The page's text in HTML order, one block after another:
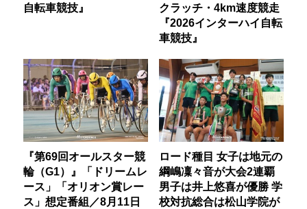
自転車競技』
クラッチ・4km速度競走
『2026インターハイ自転
車競技』
『第69回オールスター競
輪（G1）』「ドリームレ
ース」「オリオン賞レー
ス」想定番組／8月11日
ロード種目 女子は地元の
綱嶋凜々音が大会2連覇
男子は井上悠喜が優勝 学
校対抗総合は松山学院が